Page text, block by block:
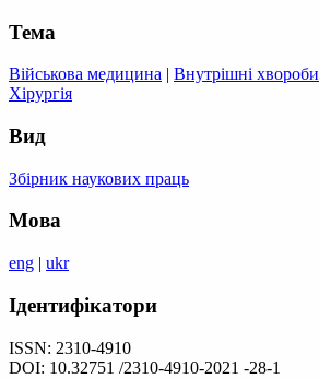
Тема
Військова медицина | Внутрішні хвороби
Хірургія
Вид
Збірник наукових праць
Мова
eng | ukr
Ідентифікатори
ISSN: 2310-4910
DOI: 10.32751 /2310-4910-2021 -28-1